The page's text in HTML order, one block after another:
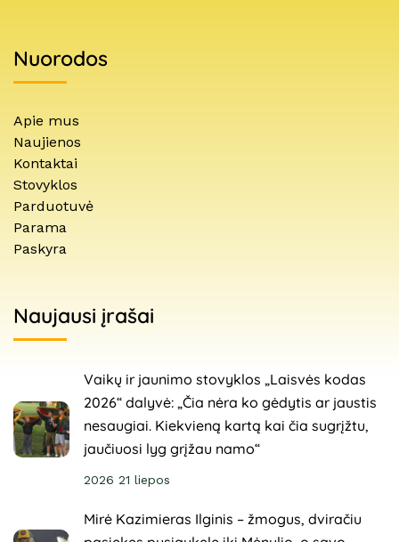
Nuorodos
Apie mus
Naujienos
Kontaktai
Stovyklos
Parduotuvė
Parama
Paskyra
Naujausi įrašai
Vaikų ir jaunimo stovyklos „Laisvės kodas
2026“ dalyvė: „Čia nėra ko gėdytis ar jaustis
nesaugiai. Kiekvieną kartą kai čia sugrįžtu,
jaučiuosi lyg grįžau namo“
2026 21 liepos
Mirė Kazimieras Ilginis – žmogus, dviračiu